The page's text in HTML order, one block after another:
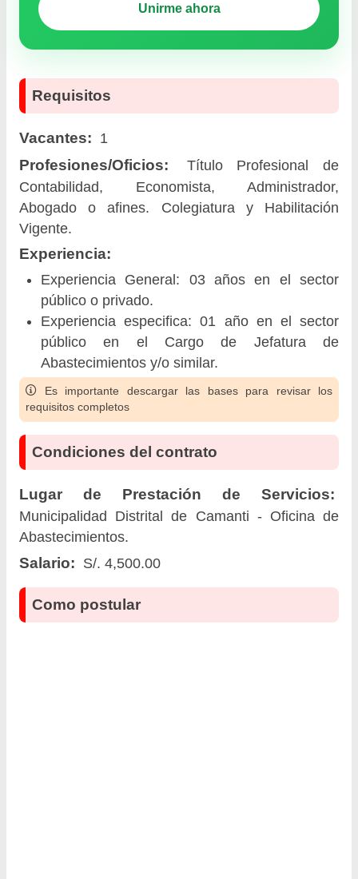
Unirme ahora
Requisitos
Vacantes: 1
Profesiones/Oficios:
Título Profesional de
Contabilidad, Economista, Administrador,
Abogado o afines. Colegiatura y Habilitación
Vigente.
Experiencia:
Experiencia General: 03 años en el sector
público o privado.
Experiencia especifica: 01 año en el sector
público en el Cargo de Jefatura de
Abastecimientos y/o similar.
Es importante descargar las bases para revisar los
requisitos completos
Condiciones del contrato
Lugar de Prestación de Servicios:
Municipalidad Distrital de Camanti - Oficina de
Abastecimientos.
Salario: S/. 4,500.00
Como postular